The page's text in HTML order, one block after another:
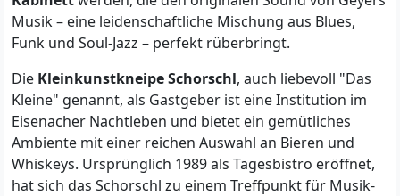
Musik – eine leidenschaftliche Mischung aus Blues,
Funk und Soul-Jazz – perfekt rüberbringt.
Die Kleinkunstkneipe Schorschl, auch liebevoll "Das
Kleine" genannt, als Gastgeber ist eine Institution im
Eisenacher Nachtleben und bietet ein gemütliches
Ambiente mit einer reichen Auswahl an Bieren und
Whiskeys. Ursprünglich 1989 als Tagesbistro eröffnet,
hat sich das Schorschl zu einem Treffpunkt für Musik-